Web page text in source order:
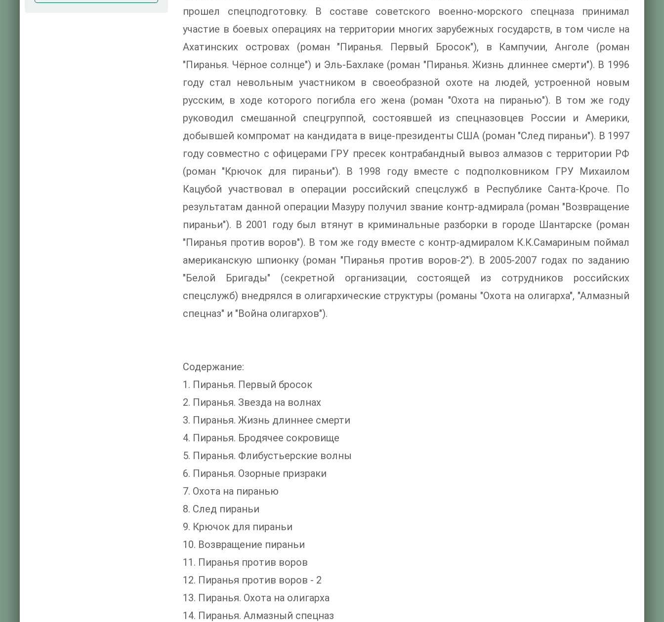
прошел спецподготовку. В составе советского военно-морского спецназа принимал
участие в боевых операциях на территории многих зарубежных государств, в том числе на
Ахатинских островах (роман "Пиранья. Первый Бросок"), в Кампучии, Анголе (роман
"Пиранья. Чёрное солнце") и Эль-Бахлаке (роман "Пиранья. Жизнь длиннее смерти"). В 1996
году стал невольным участником в своеобразной охоте на людей, устроенной новым
русским, в ходе которого погибла его жена (роман "Охота на пиранью"). В том же году
руководил смешанной спецгруппой, состоявшей из спецназовцев России и Америки,
добывшей компромат на кандидата в вице-президенты США (роман "След пираньи"). В 1997
году совместно с офицерами ГРУ пресек контрабандный вывоз алмазов с территории РФ
(роман "Крючок для пираньи"). В 1998 году вместе с подполковником ГРУ Михаилом
Кацубой участвовал в операции российский спецслужб в Республике Санта-Кроче. По
результатам данной операции Мазуру получил звание контр-адмирала (роман "Возвращение
пираньи"). В 2001 году был втянут в криминальные разборки в городе Шантарске (роман
"Пиранья против воров"). В том же году вместе с контр-адмиралом К.К.Самариным поймал
американскую шпионку (роман "Пиранья против воров-2"). В 2005-2007 годах по заданию
"Белой Бригады" (секретной организации, состоящей из сотрудников российских
спецслужб) внедрялся в олигархические структуры (романы "Охота на олигарха", "Алмазный
спецназ" и "Война олигархов").
Содержание:
1. Пиранья. Первый бросок
2. Пиранья. Звезда на волнах
3. Пиранья. Жизнь длиннее смерти
4. Пиранья. Бродячее сокровище
5. Пиранья. Флибустьерские волны
6. Пиранья. Озорные призраки
7. Охота на пиранью
8. След пираньи
9. Крючок для пираньи
10. Возвращение пираньи
11. Пиранья против воров
12. Пиранья против воров - 2
13. Пиранья. Охота на олигарха
14. Пиранья. Алмазный спецназ